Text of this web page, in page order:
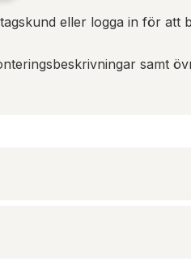
eller logga in för att
samt